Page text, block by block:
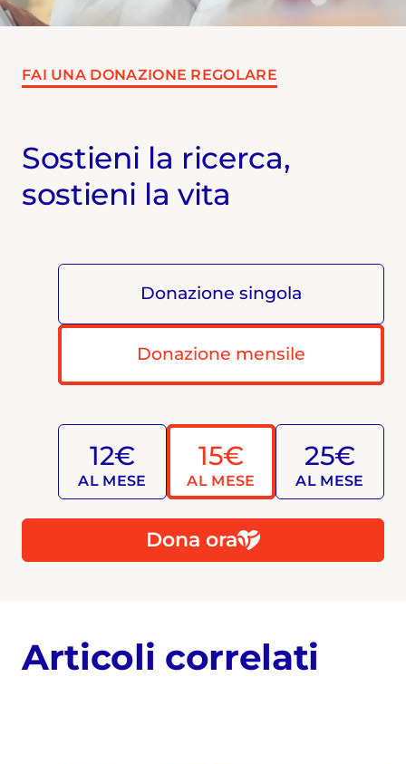
FAI UNA DONAZIONE REGOLARE
Sostieni la ricerca,
sostieni la vita
Donazione singola
Donazione mensile
12€
AL MESE
15€
AL MESE
25€
AL MESE
Dona ora
Articoli correlati